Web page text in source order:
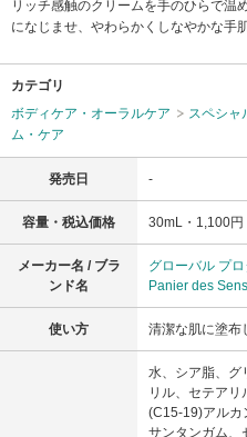
リッチ感触のクリームを手のひらで温
になじませ、やわらかくしなやかな手肌
カテゴリ
ボディケア・オーラルケア
スペシャ
ム・ケア
発売日 -
容量・税込価格 30mL・1,100円
メーカー名 / ブラ
ンド名
グローバル プ
Panier des
使い方 清潔な肌に塗布
水、シア脂、グ
リル、セテアリ
(C15-19)アルカ
サンタンガム、